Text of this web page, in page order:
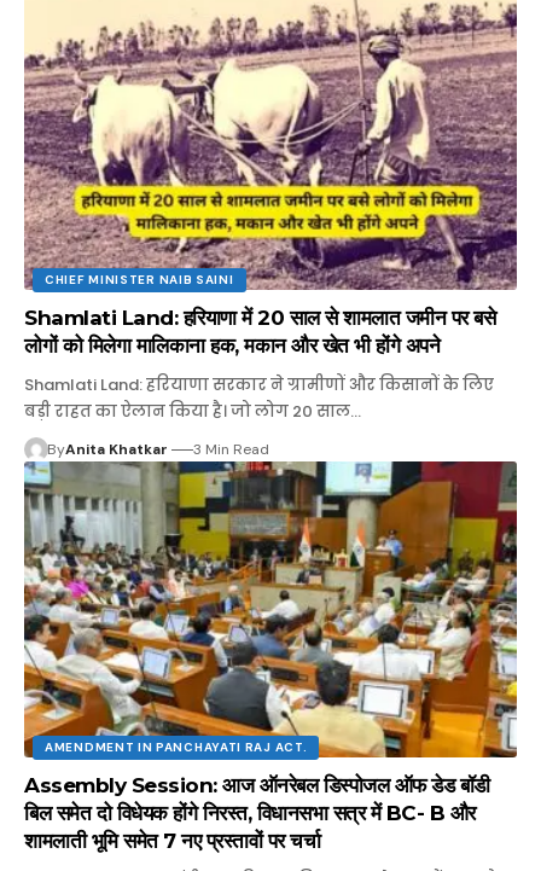
CHIEF MINISTER NAIB SAINI
Shamlati Land: हरियाणा में 20 साल से शामलात जमीन पर बसे
लोगों को मिलेगा मालिकाना हक, मकान और खेत भी होंगे अपने
Shamlati Land: हरियाणा सरकार ने ग्रामीणों और किसानों के लिए
बड़ी राहत का ऐलान किया है। जो लोग 20 साल…
ByAnita Khatkar 3 Min Read
AMENDMENT IN PANCHAYATI RAJ ACT.
Assembly Session: आज ऑनरेबल डिस्पोजल ऑफ डेड बॉडी
बिल समेत दो विधेयक होंगे निरस्त, विधानसभा सत्र में BC- B और
शामलाती भूमि समेत 7 नए प्रस्तावों पर चर्चा